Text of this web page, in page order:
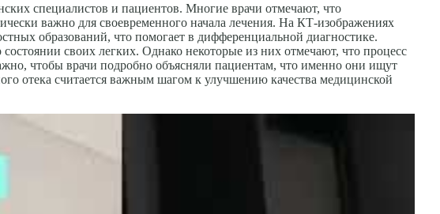
специалистов и пациентов. Многие врачи отмечают, что
важно для своевременного начала лечения. На КТ-изображениях
образований, что помогает в дифференциальной диагностике.
своих легких. Однако некоторые из них отмечают, что процесс
чтобы врачи подробно объясняли пациентам, что именно они ищут
отека считается важным шагом к улучшению качества медицинской